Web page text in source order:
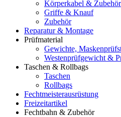
Körperkabel & Zubehör
Griffe & Knauf
Zubehör
Reparatur & Montage
Prüfmaterial
Gewichte,
Westenprüfgewicht &
Taschen & Rollbags
Taschen
Rollbags
Fechtmeisterausrüstung
Freizeitartikel
Fechtbahn & Zubehör